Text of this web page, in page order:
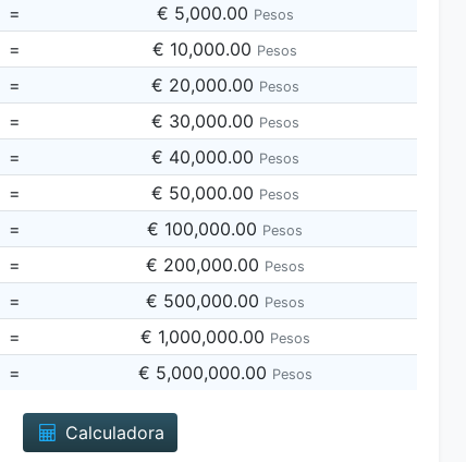
= € 5,000.00 Pesos
= € 10,000.00 Pesos
= € 20,000.00 Pesos
= € 30,000.00 Pesos
= € 40,000.00 Pesos
= € 50,000.00 Pesos
= € 100,000.00 Pesos
= € 200,000.00 Pesos
= € 500,000.00 Pesos
= € 1,000,000.00 Pesos
= € 5,000,000.00 Pesos
Calculadora